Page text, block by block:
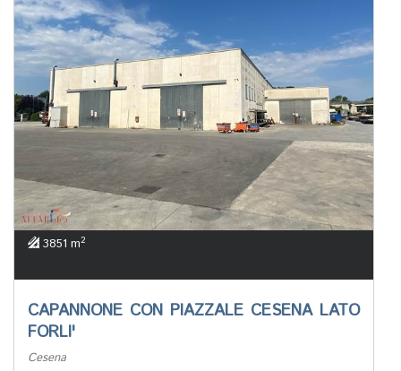
3851 m2
CAPANNONE CON PIAZZALE CESENA LATO
FORLI'
Cesena